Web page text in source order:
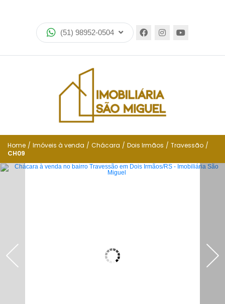
(51) 98952-0504
Imóveis
Encomende seu imóvel
Financiamento
Negocie seu imóvel
Contato
Home / Imóveis à venda / Chácara / Dois Irmãos / Travessão /
CH09